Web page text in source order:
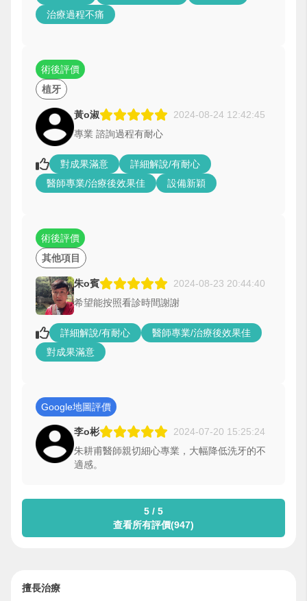
治療過程不痛
植牙
術後評價
黃o淑
2024-08-24 12:42:45
專業 諮詢過程有耐心
對成果滿意
詳細解說/有耐心
醫師專業/治療後效果佳
設備新穎
其他項目
術後評價
朱o賓
2024-08-23 20:44:40
希望能按照看診時間謝謝
詳細解說/有耐心
醫師專業/治療後效果佳
對成果滿意
Google地圖評價
李o彬
2024-07-20 15:25:24
朱耕甫醫師親切細心專業，大幅降低洗牙的不
適感。
5 / 5
查看所有評價(947)
擅長治療